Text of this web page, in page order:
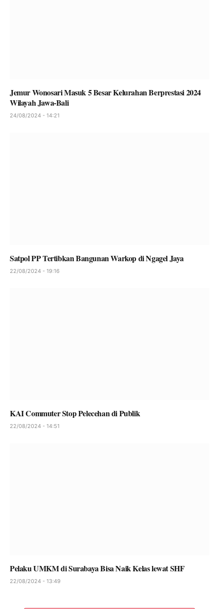
Jemur Wonosari Masuk 5 Besar Kelurahan Berprestasi 2024
Wilayah Jawa-Bali
24/08/2024 - 14:21
Satpol PP Tertibkan Bangunan Warkop di Ngagel Jaya
22/08/2024 - 19:16
KAI Commuter Stop Pelecehan di Publik
22/08/2024 - 14:51
Pelaku UMKM di Surabaya Bisa Naik Kelas lewat SHF
22/08/2024 - 13:49